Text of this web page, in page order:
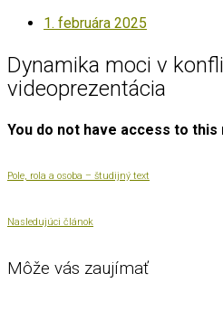
Posted
1. februára 2025
Dynamika moci v
videoprezentácia
You do not have access to this
Pole, rola a osoba – študijný text
Nasledujúci článok
Môže vás zaujímať